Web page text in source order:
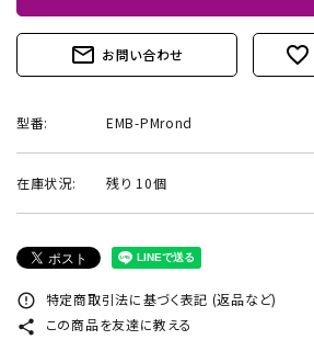
mail_outline お問い合わせ favorite_outline
型番: EMB-PMrond
在庫状況: 残り 10個
error_outline 特定商取引法に基づく表記 (返品など)
share この商品を友達に教える